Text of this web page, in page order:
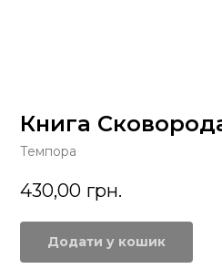
Книга
Темпора
430,00 грн.
Додати у кошик